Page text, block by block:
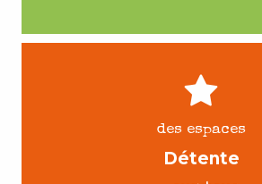
des espaces
Détente